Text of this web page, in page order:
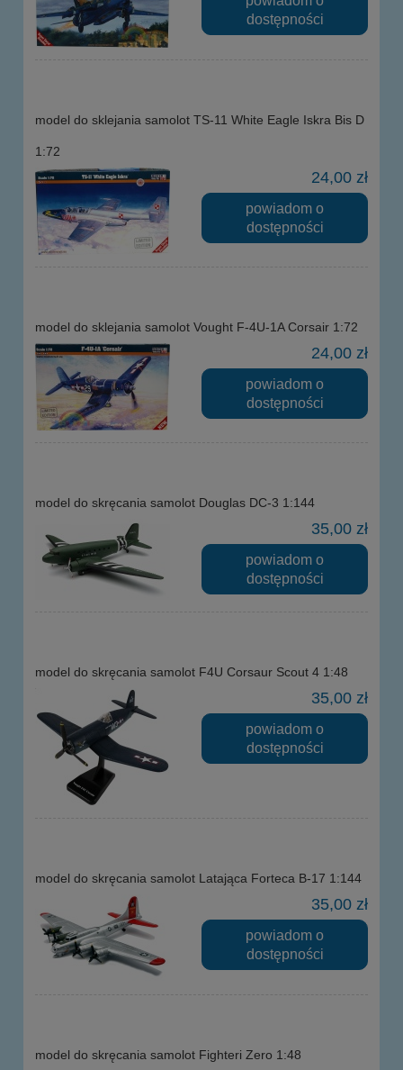
dostępności
model do sklejania samolot TS-11 White Eagle Iskra Bis D
1:72
24,00 zł
powiadom o
dostępności
model do sklejania samolot Vought F-4U-1A Corsair 1:72
24,00 zł
powiadom o
dostępności
model do skręcania samolot Douglas DC-3 1:144
35,00 zł
powiadom o
dostępności
model do skręcania samolot F4U Corsaur Scout 4 1:48
35,00 zł
powiadom o
dostępności
model do skręcania samolot Latająca Forteca B-17 1:144
35,00 zł
powiadom o
dostępności
model do skręcania samolot Fighteri Zero 1:48